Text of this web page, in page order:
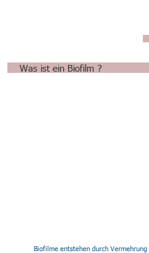
Biofilme entstehen durch
Was ist ein Biofilm ?